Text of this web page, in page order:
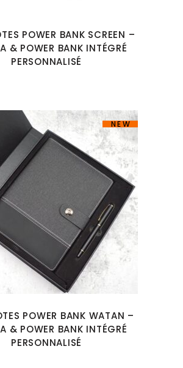
POWER BANK SCREEN –
& POWER BANK INTÉGRÉ
PERSONNALISÉ
NEW
POWER BANK WATAN –
& POWER BANK INTÉGRÉ
PERSONNALISÉ